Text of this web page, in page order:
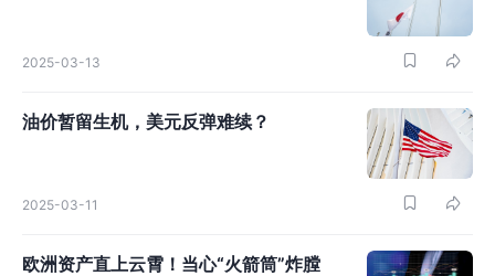
2025-03-13
油价暂留生机，美元反弹难续？
2025-03-11
欧洲资产直上云霄！当心“火箭筒”炸膛